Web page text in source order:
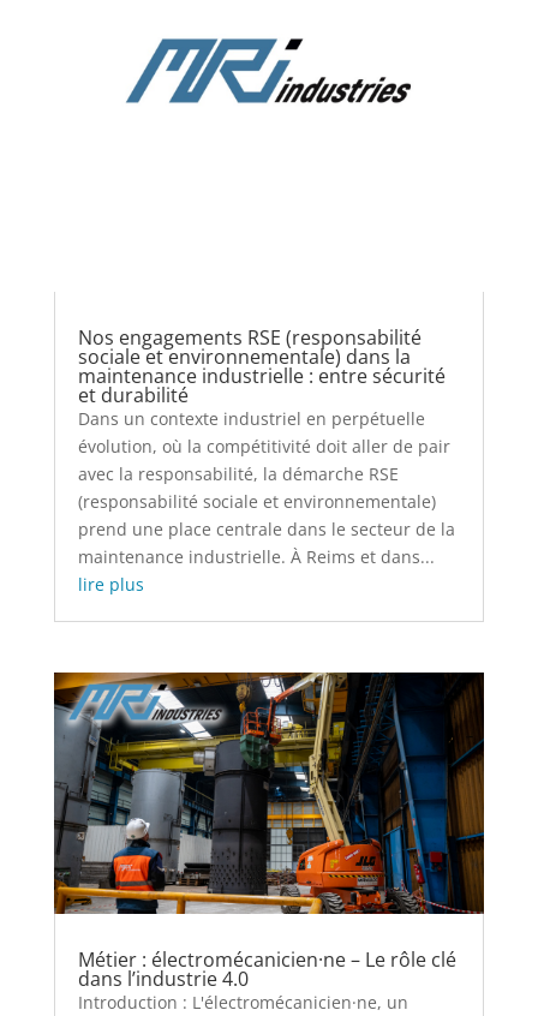
Nos engagements RSE (responsabilité
sociale et environnementale) dans la
maintenance industrielle : entre sécurité
et durabilité
Dans un contexte industriel en perpétuelle
évolution, où la compétitivité doit aller de pair
avec la responsabilité, la démarche RSE
(responsabilité sociale et environnementale)
prend une place centrale dans le secteur de la
maintenance industrielle. À Reims et dans...
lire plus
Métier : électromécanicien·ne – Le rôle clé
dans l’industrie 4.0
Introduction : L'électromécanicien·ne, un